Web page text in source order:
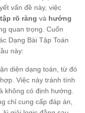
vấn đề này, việc
rõ ràng và hướng
quan trọng. Cuốn
Dạng Bài Tập Toán
này:
diện dạng toán, từ đó
Việc này tránh tình
không có định hướng.
chỉ cung cấp đáp án,